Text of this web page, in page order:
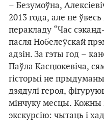
– Безумоўна,
2013 года, але не
перакладу “Час
пасля Нобелеўскай
адзін. За гэты год –
Паўла Касцюкевіча,
гісторыі не
дзядулі героя,
мінчуку месцы. Кожны
экскурсію: чытаць і